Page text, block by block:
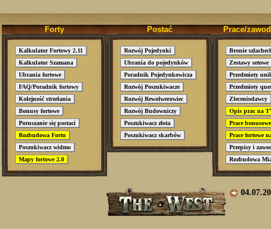
Forty Postać Prace/
Kalkulator Fortowy 2.11
Kalkulator Szamana
Ubrania fortowe
FAQ/Poradnik fortowy
Kolejność strzelania
Bonusy fortowe
Poruszanie się postaci
Rozbudowa Fortu
Poszukiwacz widmo
Mapy fortowe 2.0
Rozwój Pojedynki
Ubrania do pojedynków
Poradnik Pojedynkowicza
Rozwój Poszukiwacze
Rozwój Rewolwerowiec
Rozwój Budowniczy
Poszukiwacz złota
Poszukiwacz skarbów
Bronie
Zestawy setowe
Przedmioty
Przedmioty
Zleceniodawcy
Opis prac na
Prace
Prace fortowe
Przepisy i
Rozbudowa